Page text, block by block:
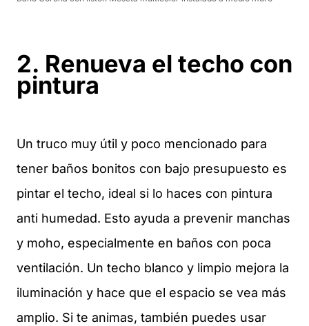
2. Renueva el techo con
pintura
Un truco muy útil y poco mencionado para
tener baños bonitos con bajo presupuesto es
pintar el techo, ideal si lo haces con pintura
anti humedad. Esto ayuda a prevenir manchas
y moho, especialmente en baños con poca
ventilación. Un techo blanco y limpio mejora la
iluminación y hace que el espacio se vea más
amplio. Si te animas, también puedes usar